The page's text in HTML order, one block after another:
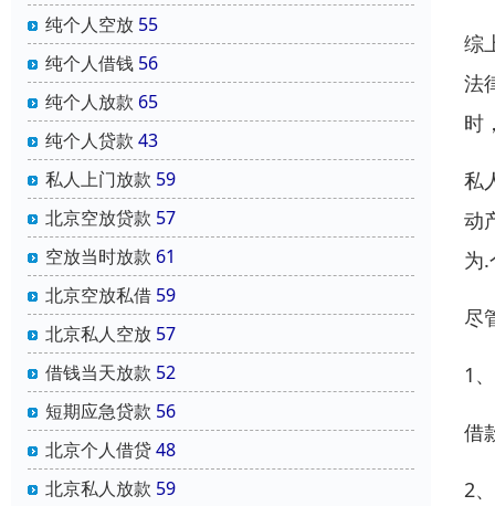
纯个人空放 55
纯个人借钱 56
纯个人放款 65
纯个人贷款 43
私人上门放款 59
北京空放贷款 57
空放当时放款 61
北京空放私借 59
北京私人空放 57
借钱当天放款 52
短期应急贷款 56
北京个人借贷48
北京私人放款 59
综
法
时
私
动
为
尽
1
借
2